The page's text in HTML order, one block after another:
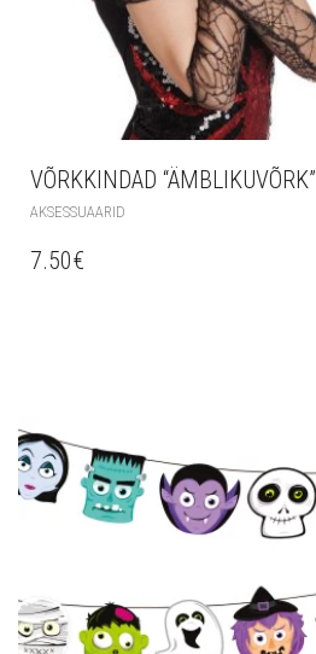
VÕRKKINDAD “ÄMBLIKUVÕRK”
AKSESSUAARID
7.50€